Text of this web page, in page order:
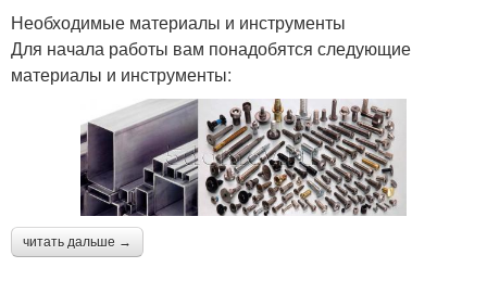
Необходимые материалы и инструменты
Для начала работы вам понадобятся следующие
материалы и инструменты:
читать дальше →